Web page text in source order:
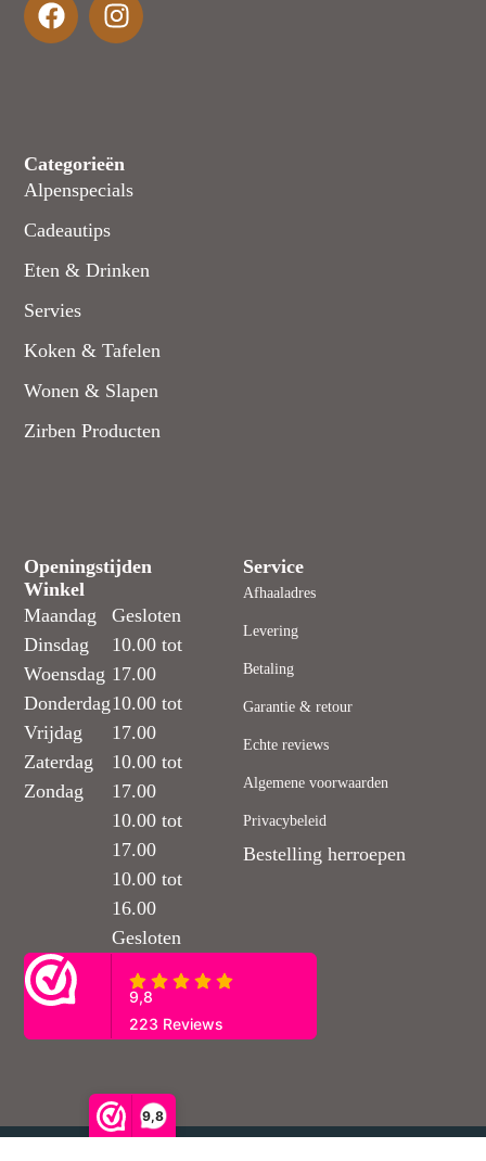
9,8
Categorieën
Alpenspecials
Cadeautips
Eten & Drinken
Servies
Koken & Tafelen
Wonen & Slapen
Zirben Producten
Openingstijden
Winkel
Maandag
Dinsdag
Woensdag
Donderdag
Vrijdag
Zaterdag
Zondag
Gesloten
10.00 tot
17.00
10.00 tot
17.00
10.00 tot
17.00
10.00 tot
17.00
10.00 tot
16.00
Gesloten
Service
Afhaaladres
Levering
Betaling
Garantie & retour
Echte reviews
Algemene voorwaarden
Privacybeleid
Bestelling herroepen